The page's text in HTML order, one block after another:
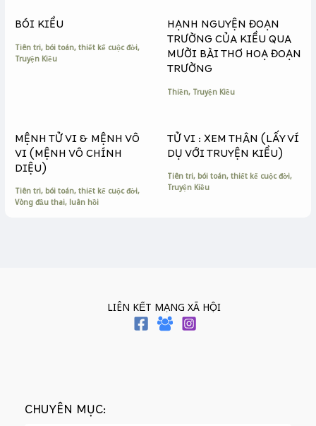
k
e
BÓI KIỀU
Tiên tri, bói toán, thiết kế cuộc đời,
Truyện Kiều
HẠNH NGUYỆN ĐOẠN
TRƯỜNG CỦA KIỀU QUA
MƯỜI BÀI THƠ HOẠ ĐOẠN
TRƯỜNG
Thiền, Truyện Kiều
MỆNH TỬ VI & MỆNH VÔ
VI (MỆNH VÔ CHÍNH
DIỆU)
Tiên tri, bói toán, thiết kế cuộc đời,
Vòng đầu thai, luân hồi
TỬ VI : XEM THÂN (LẤY VÍ
DỤ VỚI TRUYỆN KIỀU)
Tiên tri, bói toán, thiết kế cuộc đời,
Truyện Kiều
LIÊN KẾT MẠNG XÃ HỘI
CHUYÊN MỤC: